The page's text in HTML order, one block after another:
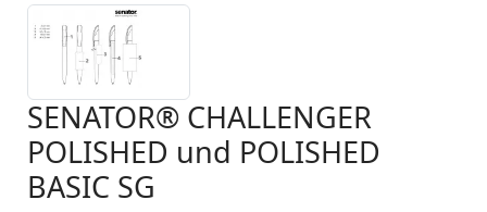
SENATOR® CHALLENGER
POLISHED und POLISHED
BASIC SG